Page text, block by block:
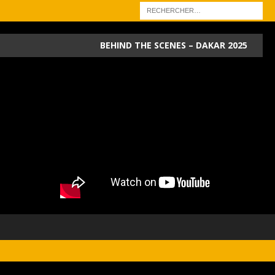
BEHIND THE SCENES – DAKAR 2025